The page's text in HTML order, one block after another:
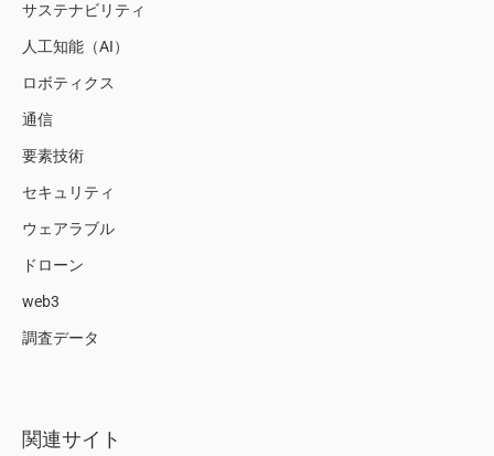
サステナビリティ
人工知能（AI）
ロボティクス
通信
要素技術
セキュリティ
ウェアラブル
ドローン
web3
調査データ
関連サイト